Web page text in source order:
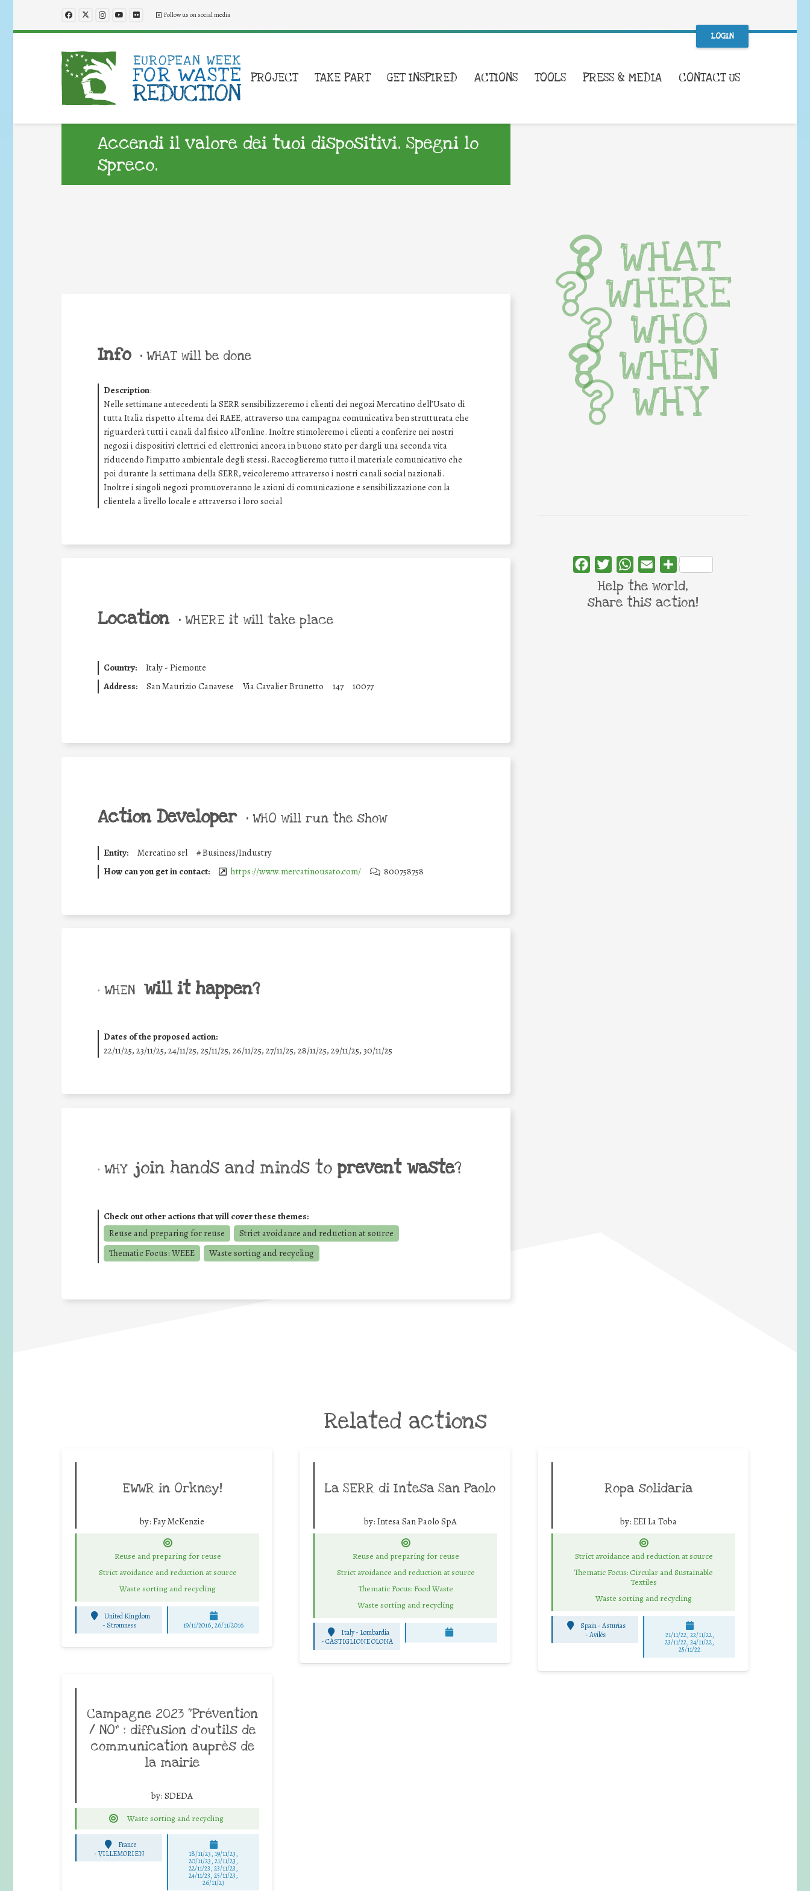
Follow us on social media
LOGIN
PROJECT TAKE PART GET INSPIRED ACTIONS TOOLS PRESS & MEDIA CONTACT US
Accendi il valore dei tuoi dispositivi. Spegni lo
spreco.
Info • WHAT will be done
Description:
Nelle settimane antecedenti la SERR sensibilizzeremo i clienti dei negozi Mercatino dell’Usato di
tutta Italia rispetto al tema dei RAEE, attraverso una campagna comunicativa ben strutturata che
riguarderà tutti i canali dal fisico all’online. Inoltre stimoleremo i clienti a conferire nei nostri
negozi i dispositivi elettrici ed elettronici ancora in buono stato per dargli una seconda vita
riducendo l’impatto ambientale degli stessi. Raccoglieremo tutto il materiale comunicativo che
poi durante la settimana della SERR, veicoleremo attraverso i nostri canali social nazionali.
Inoltre i singoli negozi promuoveranno le azioni di comunicazione e sensibilizzazione con la
clientela a livello locale e attraverso i loro social
Location • WHERE it will take place
Country:
Italy - Piemonte
Address:
San Maurizio Canavese Via Cavalier Brunetto 147 10077
Action Developer • WHO will run the show
Entity: Mercatino srl #Business/Industry
How can you get in contact:
https://www.mercatinousato.com/ 800758758
• WHEN will it happen?
Dates of the proposed action:
22/11/25, 23/11/25, 24/11/25, 25/11/25, 26/11/25, 27/11/25, 28/11/25, 29/11/25, 30/11/25
• WHY join hands and minds to prevent waste?
Check out other actions that will cover these themes:
Reuse and preparing for reuse
Strict avoidance and reduction at source
Thematic Focus: WEEE
Waste sorting and recycling
WHAT
WHERE
WHO
WHEN
WHY
FacebookTwitterWhatsApp
Email Share
Help the world,
share this action!
Related actions
EWWR in Orkney!
by: Fay McKenzie
Reuse and preparing for reuse
Strict avoidance and reduction at source
Waste sorting and recycling
United Kingdom
- Stromness 19/11/2016, 26/11/2016
La SERR di Intesa San Paolo
by: Intesa San Paolo SpA
Reuse and preparing for reuse
Strict avoidance and reduction at source
Thematic Focus: Food Waste
Waste sorting and recycling
Italy - Lombardia
-CASTIGLIONE OLONA
Ropa solidaria
by: EEI La Toba
Strict avoidance and reduction at source
Thematic Focus: Circular and Sustainable
Textiles
Waste sorting and recycling
Spain - Asturias
-Avilés 21/11/22, 22/11/22,
23/11/22, 24/11/22,
25/11/22
Campagne 2023 “Prévention
/ NO” : diffusion d’outils de
communication auprès de
la mairie
by: SDEDA
Waste sorting and recycling
France
-VILLEMORIEN 18/11/23, 19/11/23,
20/11/23, 21/11/23,
22/11/23, 23/11/23,
24/11/23, 25/11/23,
26/11/23